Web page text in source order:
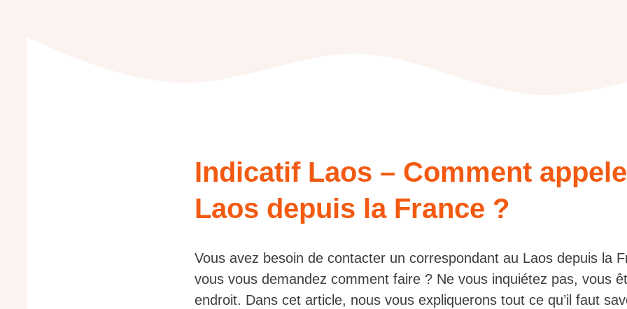
Indicatif Laos – Comment
Laos depuis la France ?
Vous avez besoin de contacter un correspondant au Laos depuis la
vous vous demandez comment faire ? Ne vous inquiétez pas, vous
endroit. Dans cet article, nous vous expliquerons tout ce qu’il faut